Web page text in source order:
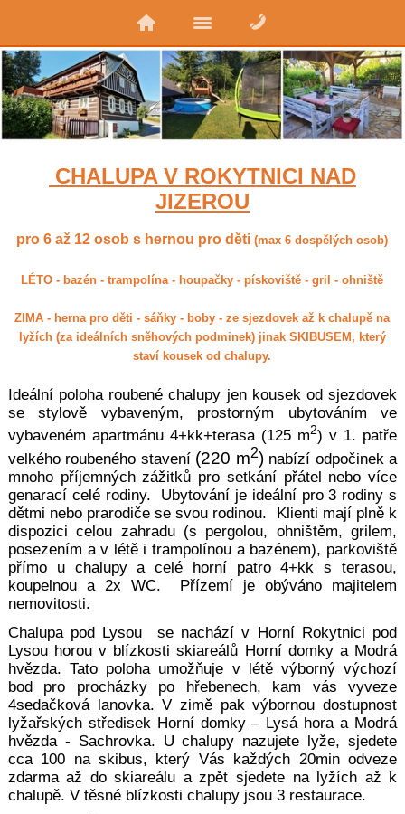
CHALUPA V ROKYTNICI NAD
JIZEROU
pro 6 až 12 osob s hernou pro děti(max 6 dospělých osob)
LÉTO - bazén - trampolína - houpačky - pískoviště - gril - ohniště
ZIMA - herna pro děti - sáňky - boby - ze sjezdovek až k chalupě na
lyžích (za ideálních sněhových podminek) jinak SKIBUSEM, který
staví kousek od chalupy.
Ideální poloha roubené chalupy jen kousek od sjezdovek
sestylově vybaveným, prostorným ubytováním ve
vybaveném apartmánu 4+kk+terasa (125 m2) v 1. patře
velkého roubeného stavení (220 m2) nabízí odpočinek a
mnoho příjemných zážitků pro setkání přátel nebo více
genarací celé rodiny. Ubytování je ideální pro 3 rodiny s
dětmi nebo prarodiče se svou rodinou. Klienti mají plně k
dispozici celou zahradu (s pergolou, ohništěm, grilem,
posezením a v létě i trampolínou a bazénem), parkoviště
přímo u chalupy a celé horní patro 4+kk s terasou,
koupelnou a 2x WC. Přízemí je obýváno majitelem
nemovitosti.
Chalupa pod Lysou se nachází v Horní Rokytnici pod
Lysou horou v blízkosti skiareálů Horní domky a Modrá
hvězda. Tato poloha umožňuje v létě výborný výchozí
bod pro procházky po hřebenech, kam vás vyveze
4sedačková lanovka. V zimě pak výbornou dostupnost
lyžařských středisek Horní domky – Lysá hora a Modrá
hvězda - Sachrovka. U chalupy nazujete lyže, sjedete
cca 100 na skibus, který Vás každých 20min odveze
zdarma až do skiareálu a zpět sjedete na lyžích až k
chalupě. V těsné blízkosti chalupy jsou 3 restaurace.